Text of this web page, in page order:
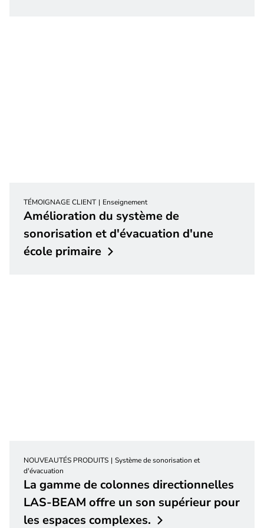
TÉMOIGNAGE CLIENT Enseignement
Amélioration du système de
sonorisation et d'évacuation d'une
école primaire
NOUVEAUTÉS PRODUITS
Système de sonorisation et
d'évacuation
La gamme de colonnes directionnelles
LAS-BEAM offre un son supérieur pour
les espaces complexes.